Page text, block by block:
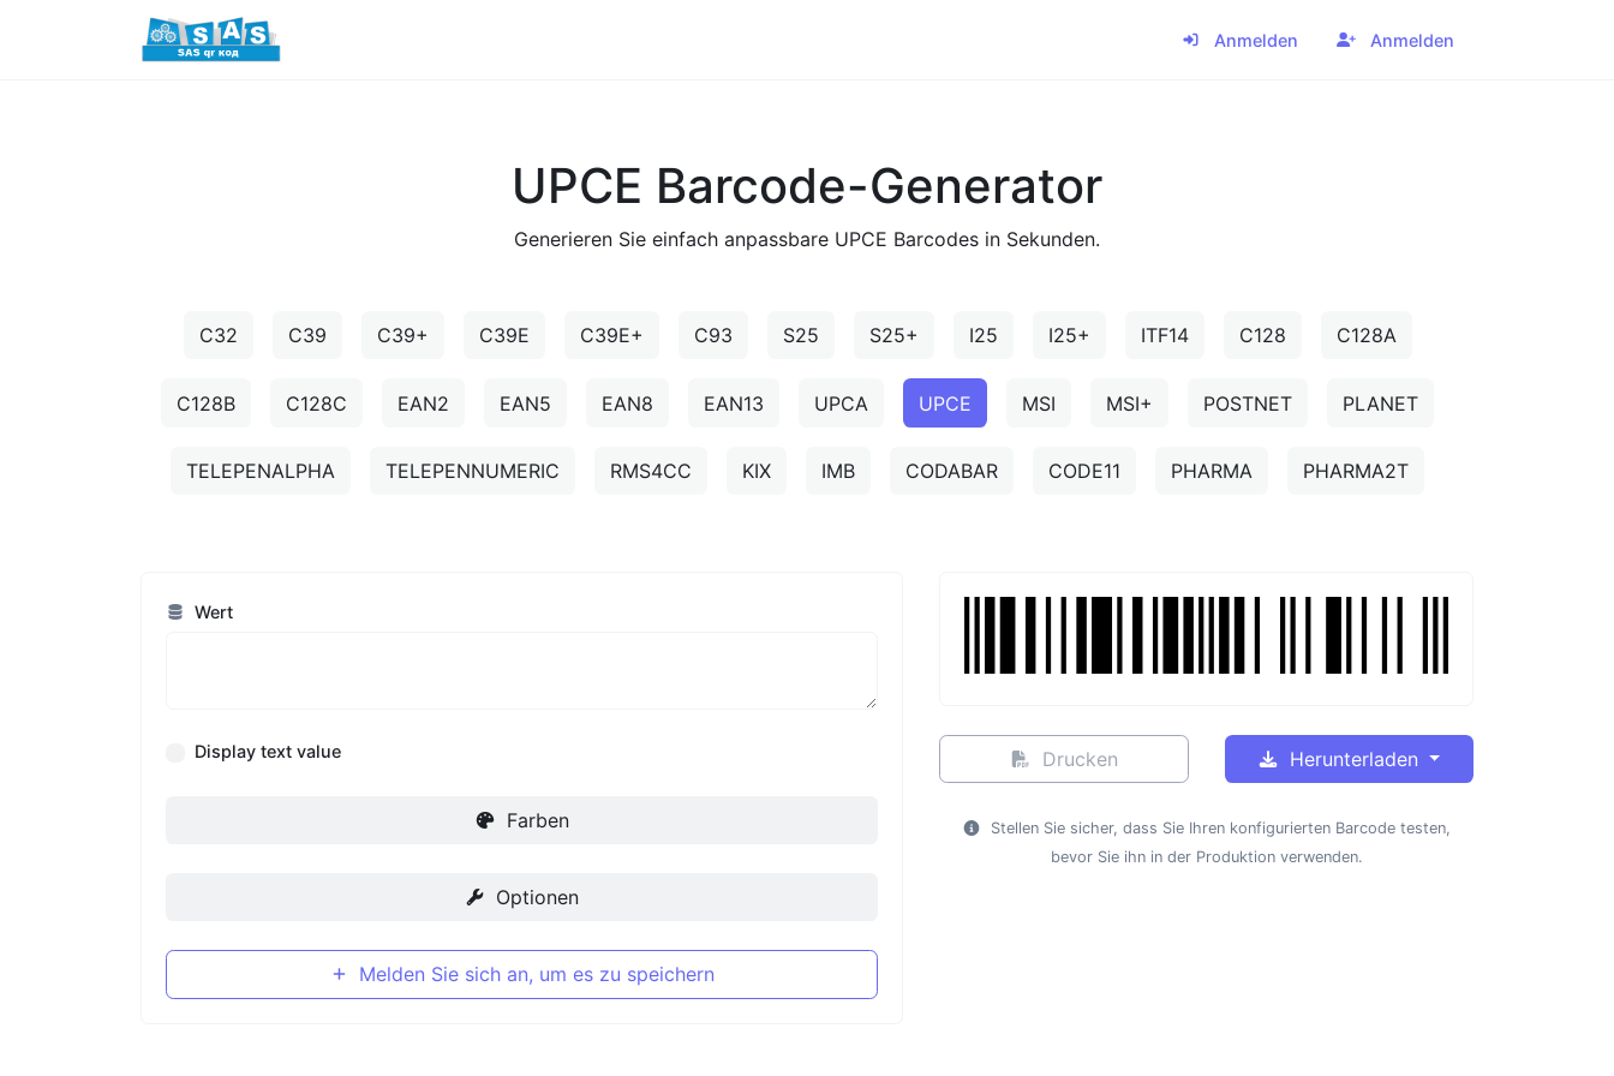
Anmelden Anmelden
UPCE Barcode-Generator
Generieren Sie einfach anpassbare UPCE Barcodes in Sekunden.
C32 C39 C39+ C39E C39E+ C93 S25 S25+ I25 I25+ ITF14 C128 C128A
C128B C128C EAN2 EAN5 EAN8 EAN13 UPCA UPCE MSI MSI+ POSTNET PLANET
TELEPENALPHA TELEPENNUMERIC RMS4CC KIX IMB CODABAR CODE11 PHARMA PHARMA2T
Wert
Display text value
Farben
Optionen
Melden Sie sich an, um es zu speichern
Drucken Herunterladen
Stellen Sie sicher, dass Sie Ihren konfigurierten Barcode testen,
bevor Sie ihn in der Produktion verwenden.